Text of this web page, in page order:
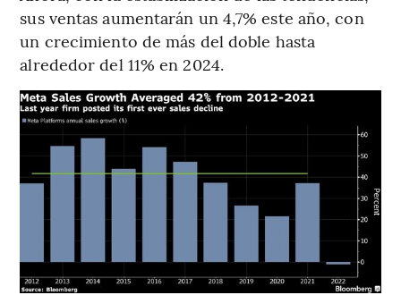
sus ventas aumentarán un 4,7% este año, con
un crecimiento de más del doble hasta
alrededor del 11% en 2024.